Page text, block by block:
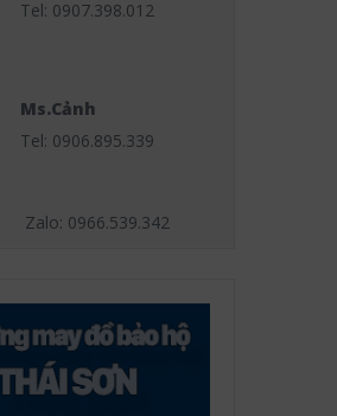
Tel: 0907.398.012
Ms.Cảnh
Tel: 0906.895.339
Zalo: 0966.539.342